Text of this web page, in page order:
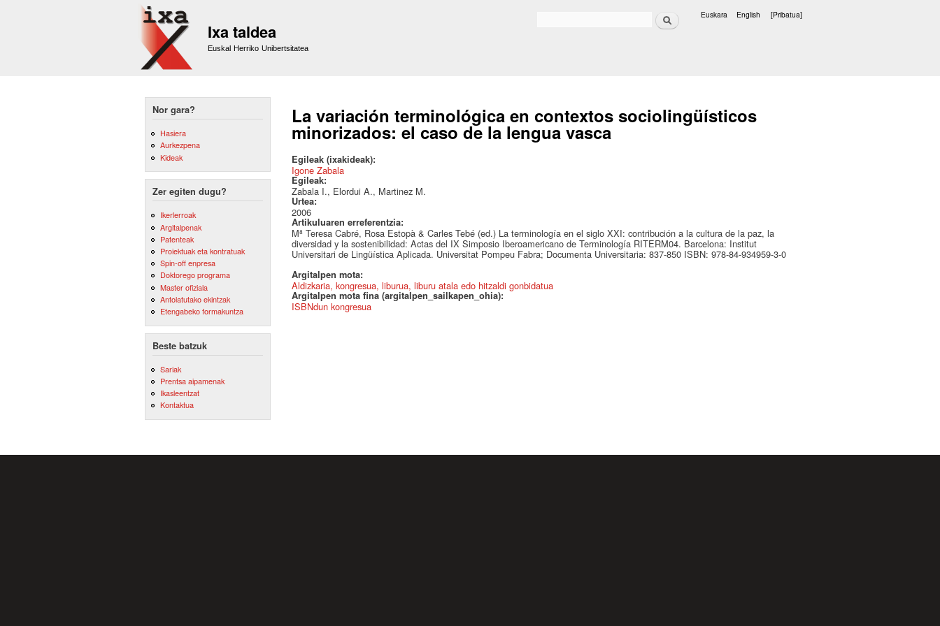
Ixa taldea
Euskal Herriko Unibertsitatea
Bilatu Euskara English [Pribatua]
Nor gara?
Hasiera
Aurkezpena
Kideak
Zer egiten dugu?
Ikerlerroak
Argitalpenak
Patenteak
Proiektuak eta kontratuak
Spin-off enpresa
Doktorego programa
Master ofiziala
Antolatutako ekintzak
Etengabeko formakuntza
Beste batzuk
Sariak
Prentsa aipamenak
Ikasleentzat
Kontaktua
La variación terminológica en contextos sociolingüísticos
minorizados: el caso de la lengua vasca
Egileak (ixakideak):
Igone Zabala
Egileak:
Zabala I., Elordui A., Martinez M.
Urtea:
2006
Artikuluaren erreferentzia:
Mª Teresa Cabré, Rosa Estopà & Carles Tebé (ed.) La terminología en el siglo XXI: contribución a la cultura de la paz, la
diversidad y la sostenibilidad: Actas del IX Simposio Iberoamericano de Terminología RITERM04. Barcelona: Institut
Universitari de Lingüística Aplicada. Universitat Pompeu Fabra; Documenta Universitaria: 837-850 ISBN: 978-84-934959-3-0
Argitalpen mota:
Aldizkaria, kongresua, liburua, liburu atala edo hitzaldi gonbidatua
Argitalpen mota fina (argitalpen_sailkapen_ohia):
ISBNdun kongresua